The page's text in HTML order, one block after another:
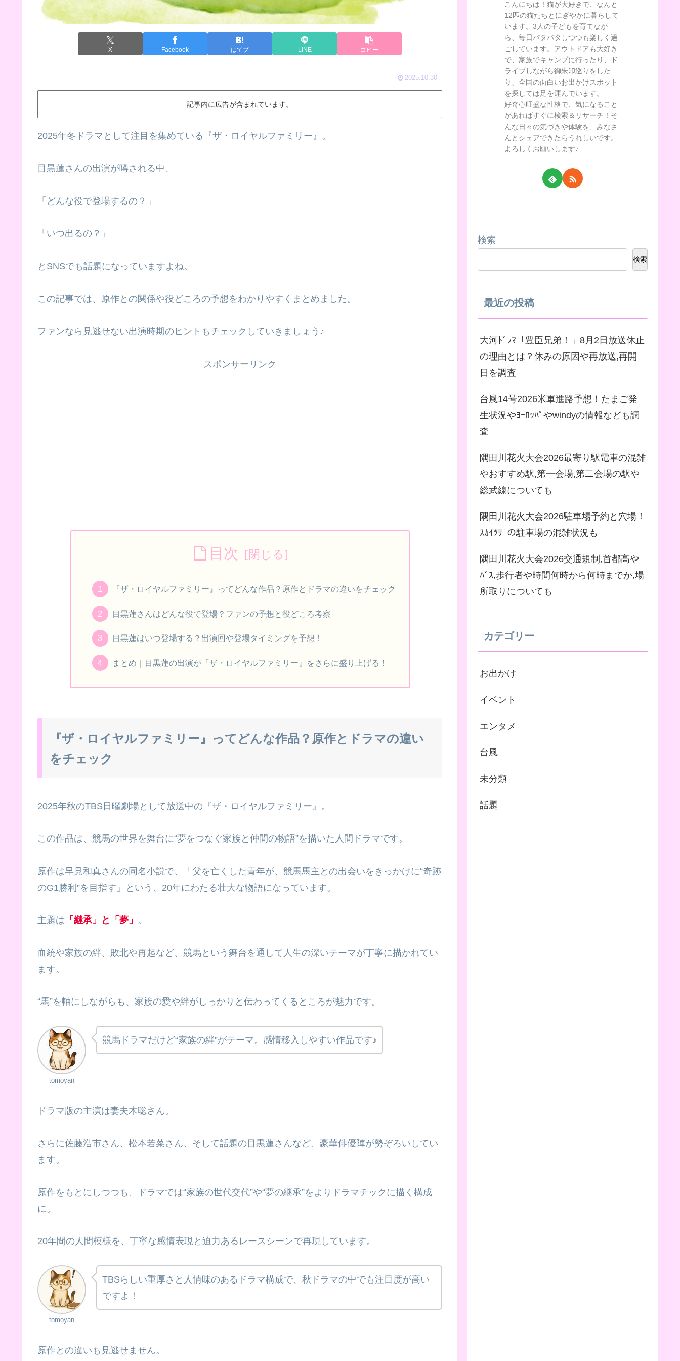
X Facebook はてブ LINE コピー
2025.10.30
記事内に広告が含まれています。
2025年冬ドラマとして注目を集めている『ザ・ロイヤルファミリー』。
目黒蓮さんの出演が噂される中、
「どんな役で登場するの？」
「いつ出るの？」
とSNSでも話題になっていますよね。
この記事では、原作との関係や役どころの予想をわかりやすくまとめました。
ファンなら見逃せない出演時期のヒントもチェックしていきましょう♪
スポンサーリンク
目次
『ザ・ロイヤルファミリー』ってどんな作品？原作とドラマの違いをチェック
目黒蓮さんはどんな役で登場？ファンの予想と役どころ考察
目黒蓮はいつ登場する？出演回や登場タイミングを予想！
まとめ｜目黒蓮の出演が『ザ・ロイヤルファミリー』をさらに盛り上げる！
『ザ・ロイヤルファミリー』ってどんな作品？原作とドラマの違い
をチェック
2025年秋のTBS日曜劇場として放送中の『ザ・ロイヤルファミリー』。
この作品は、競馬の世界を舞台に“夢をつなぐ家族と仲間の物語”を描いた人間ドラマです。
原作は早見和真さんの同名小説で、「父を亡くした青年が、競馬馬主との出会いをきっかけに“奇跡
のG1勝利”を目指す」という、20年にわたる壮大な物語になっています。
主題は 「継承」と「夢」 。
血統や家族の絆、敗北や再起など、競馬という舞台を通して人生の深いテーマが丁寧に描かれてい
ます。
“馬”を軸にしながらも、家族の愛や絆がしっかりと伝わってくるところが魅力です。
tomoyan
競馬ドラマだけど“家族の絆”がテーマ。感情移入しやすい作品です♪
ドラマ版の主演は妻夫木聡さん。
さらに佐藤浩市さん、松本若菜さん、そして話題の目黒蓮さんなど、豪華俳優陣が勢ぞろいしてい
ます。
原作をもとにしつつも、ドラマでは“家族の世代交代”や“夢の継承”をよりドラマチックに描く構成
に。
20年間の人間模様を、丁寧な感情表現と迫力あるレースシーンで再現しています。
tomoyan
TBSらしい重厚さと人情味のあるドラマ構成で、秋ドラマの中でも注目度が高い
ですよ！
原作との違いも見逃せません。
こんにちは！猫が大好きで、なんと
12匹の猫たちとにぎやかに暮らして
います。3人の子どもを育てなが
ら、毎日バタバタしつつも楽しく過
ごしています。アウトドアも大好き
で、家族でキャンプに行ったり、ド
ライブしながら御朱印巡りをした
り、全国の面白いお出かけスポット
を探しては足を運んでいます。
好奇心旺盛な性格で、気になること
があればすぐに検索＆リサーチ！そ
んな日々の気づきや体験を、みなさ
んとシェアできたらうれしいです。
よろしくお願いします♪
検索
検索
最近の投稿
大河ﾄﾞﾗﾏ「豊臣兄弟！」8月2日放送休止
の理由とは？休みの原因や再放送,再開
日を調査
台風14号2026米軍進路予想！たまご発
生状況やﾖｰﾛｯﾊﾟやwindyの情報なども調
査
隅田川花火大会2026最寄り駅電車の混雑
やおすすめ駅,第一会場,第二会場の駅や
総武線についても
隅田川花火大会2026駐車場予約と穴場！
ｽｶｲﾂﾘｰの駐車場の混雑状況も
隅田川花火大会2026交通規制,首都高や
ﾊﾞｽ,歩行者や時間何時から何時までか,場
所取りについても
カテゴリー
お出かけ
イベント
エンタメ
台風
未分類
話題